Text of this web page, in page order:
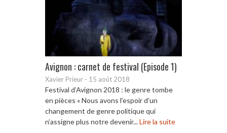
Avignon : carnet de festival (Episode 1)
Xavier Prieur - 15 août 2018
Festival d’Avignon 2018 : le genre tombe
en pièces « Nous avons l’espoir d’un
changement de genre politique qui
n’assigne plus notre devenir...Lire la suite